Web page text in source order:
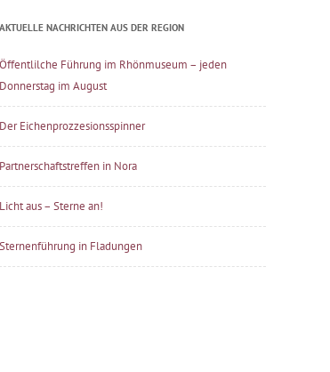
AKTUELLE NACHRICHTEN AUS DER REGION
Öffentlilche Führung im Rhönmuseum – jeden
Donnerstag im August
Der Eichenprozzesionsspinner
Partnerschaftstreffen in Nora
Licht aus – Sterne an!
Sternenführung in Fladungen